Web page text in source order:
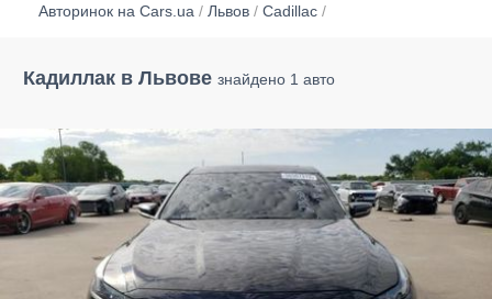
Авторинок на Cars.ua / Львов / Cadillac /
Кадиллак в Львове знайдено 1 авто